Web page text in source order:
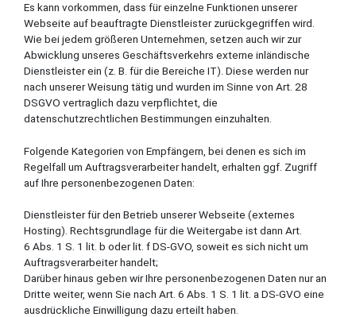
Es kann vorkommen, dass für einzelne Funktionen unserer
Webseite auf beauftragte Dienstleister zurückgegriffen wird.
Wie bei jedem größeren Unternehmen, setzen auch wir zur
Abwicklung unseres Geschäftsverkehrs externe inländische
Dienstleister ein (z. B. für die Bereiche IT). Diese werden nur
nach unserer Weisung tätig und wurden im Sinne von Art. 28
DSGVO vertraglich dazu verpflichtet, die
datenschutzrechtlichen Bestimmungen einzuhalten.
Folgende Kategorien von Empfängern, bei denen es sich im
Regelfall um Auftragsverarbeiter handelt, erhalten ggf. Zugriff
auf Ihre personenbezogenen Daten:
Dienstleister für den Betrieb unserer Webseite (externes
Hosting). Rechtsgrundlage für die Weitergabe ist dann Art.
6 Abs. 1 S. 1 lit. b oder lit. f DS-GVO, soweit es sich nicht um
Auftragsverarbeiter handelt;
Darüber hinaus geben wir Ihre personenbezogenen Daten nur an
Dritte weiter, wenn Sie nach Art. 6 Abs. 1 S. 1 lit. a DS-GVO eine
ausdrückliche Einwilligung dazu erteilt haben.